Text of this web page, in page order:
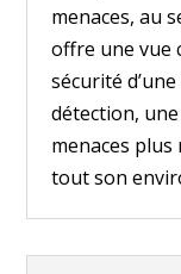
menaces, au
offre une vue
sécurité
détection,
menaces
tout son